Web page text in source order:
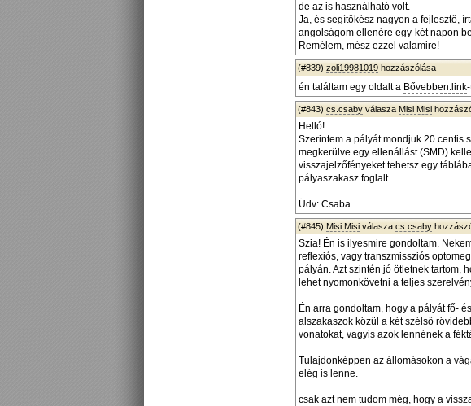
de az is használható volt.
Ja, és segítőkész nagyon a fejlesztő,
angolságom ellenére egy-két napon
Remélem, mész ezzel valamire!
(#839) zoli19981019 hozzászólása
én találtam egy oldalt a Bővebben:link
(#843) cs.csaby válasza Misi Misi
Helló!
Szerintem a pályát mondjuk 20 centis
megkerülve egy ellenállást (SMD)
visszajelzőfényeket tehetsz egy
pályaszakasz foglalt.
Üdv: Csaba
(#845) Misi Misi válasza cs.csaby
Szia! Én is ilyesmire gondoltam.
reflexiós, vagy transzmissziós
pályán. Azt szintén jó ötletnek tartom,
lehet nyomonkövetni a teljes
Én arra gondoltam, hogy a pályát fő-
alszakaszok közül a két szélső
vonatokat, vagyis azok lennének a
Tulajdonképpen az állomásokon a
elég is lenne.
csak azt nem tudom még, hogy a